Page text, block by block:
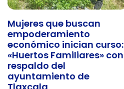
Mujeres que buscan
empoderamiento
económico inician curso:
«Huertos Familiares» con
respaldo del
ayuntamiento de